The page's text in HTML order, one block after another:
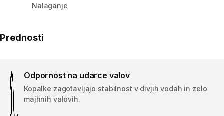
Nalaganje
Prednosti
Odpornost na udarce valov
Kopalke zagotavljajo stabilnost v divjih vodah in zelo
majhnih valovih.